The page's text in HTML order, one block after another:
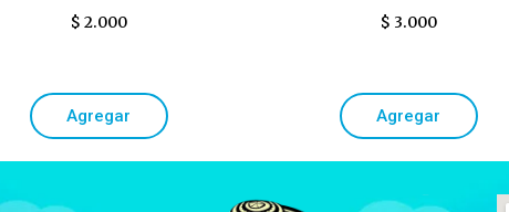
$ 2.000
Agregar
$ 3.000
Agregar